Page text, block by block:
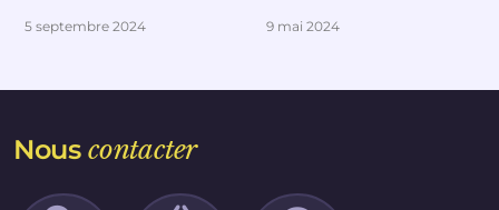
5 septembre 2024 9 mai 2024
Nouscontacter